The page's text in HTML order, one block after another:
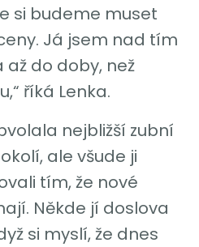
si budeme muset
Já jsem nad tím
do doby, než
říká Lenka.
nejbližší zubní
ale všude ji
tím, že nové
Někde jí doslova
si myslí, že dnes